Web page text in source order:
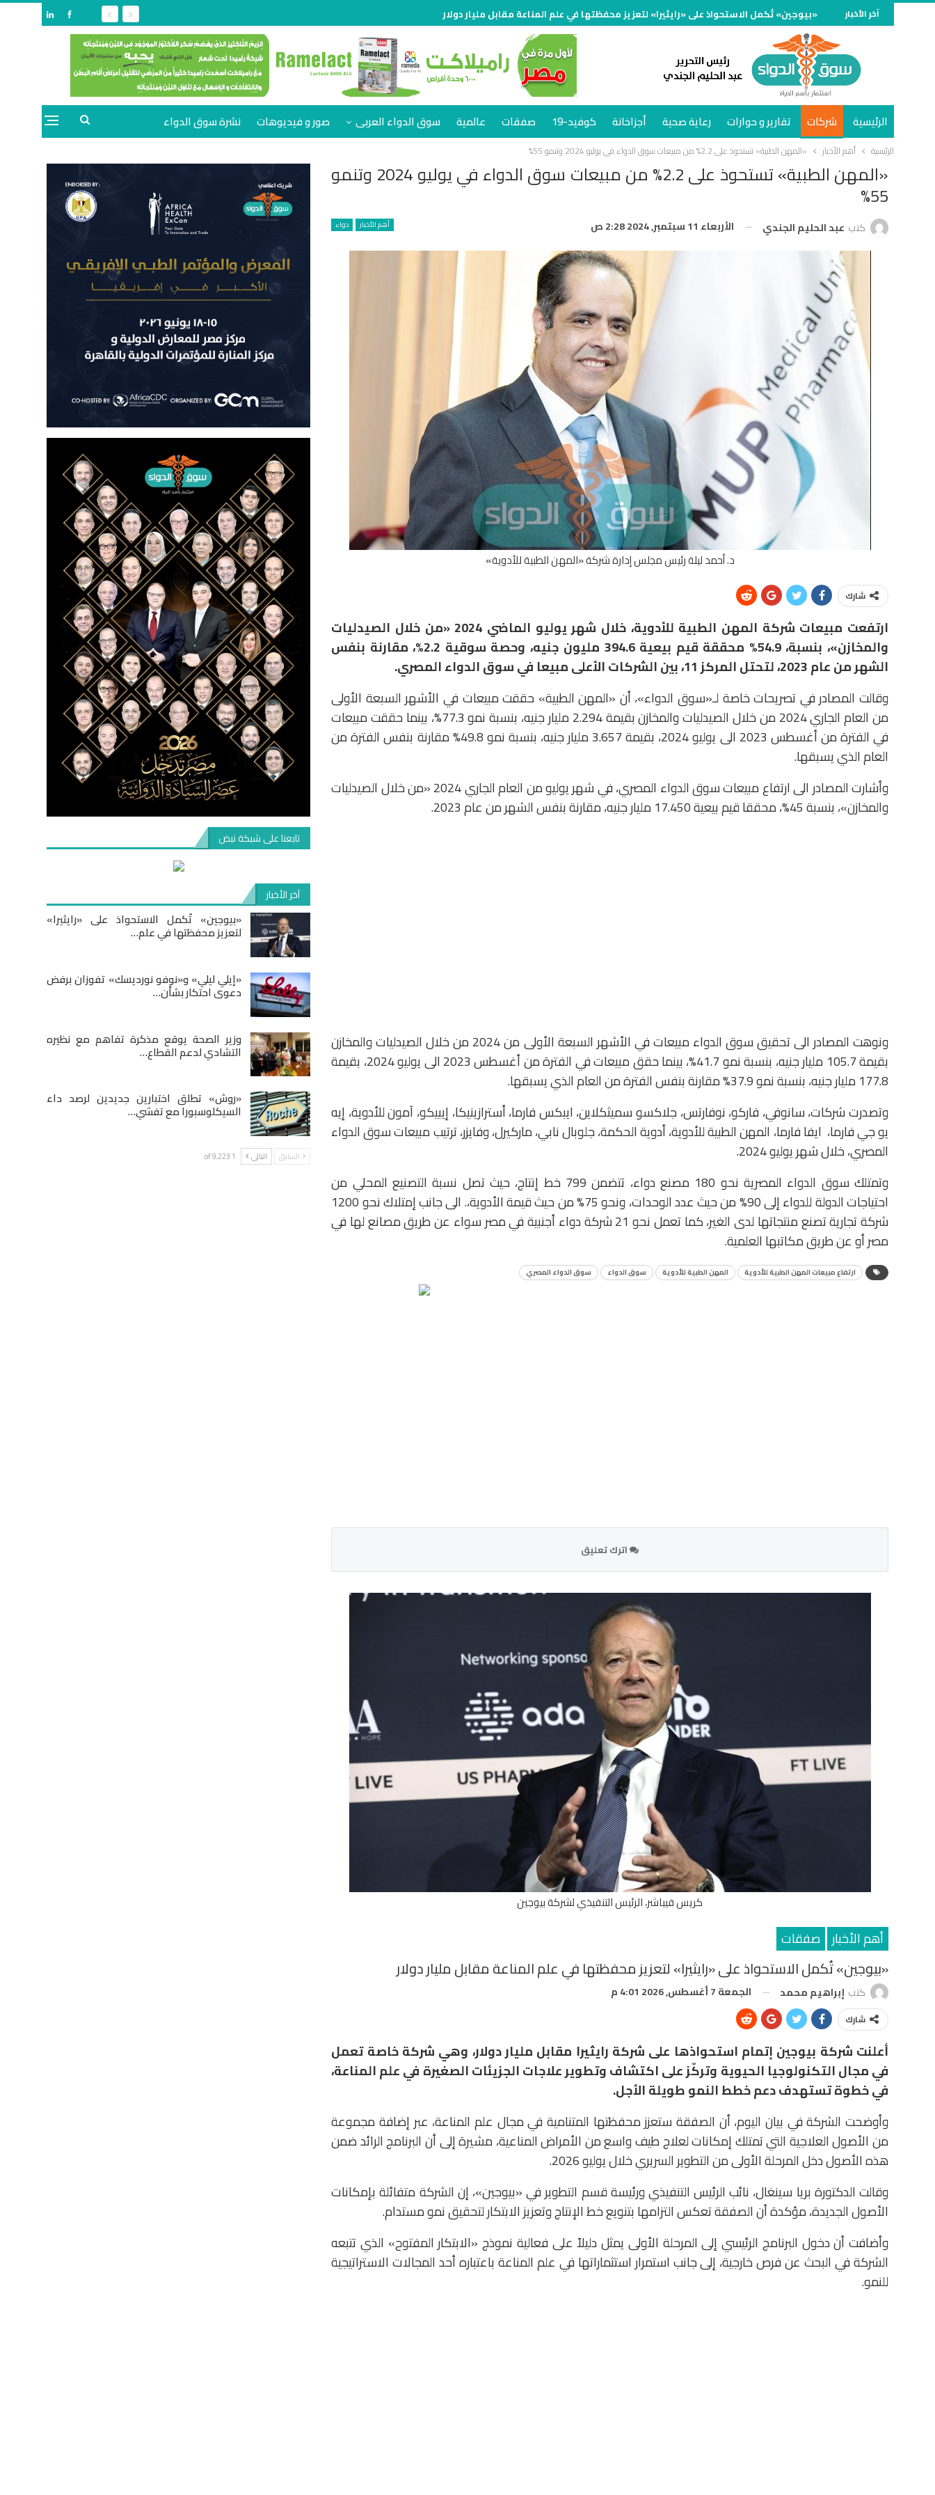
آخر الأخبار «بيوجين» تُكمل الاستحواذ على «رايثيرا» لتعزيز محفظتها في علم المناعة مقابل مليار دولار
الرئيسية شركات تقارير و حوارات رعاية صحية أجزاخانة كوفيد-19 صفقات عالمية سوق الدواء العربى صور و فيديوهات نشرة سوق الدواء
الرئيسية أهم الأخبار «المهن الطبية» تستحوذ على 2.2% من مبيعات سوق الدواء في يوليو 2024 وتنمو 55%
«المهن الطبية» تستحوذ على 2.2% من مبيعات سوق الدواء في يوليو 2024 وتنمو
55%
أهم الأخبار دواء كتب عبد الحليم الجندي الأربعاء 11 سبتمبر, 2024 2:28 ص
د. أحمد ليلة رئيس مجلس إدارة شركة «المهن الطبية للأدوية»
شارك
ارتفعت مبيعات شركة المهن الطبية للأدوية، خلال شهر يوليو الماضي 2024 «من خلال الصيدليات
والمخازن»، بنسبة، 54.9% محققة قيم بيعية 394.6 مليون جنيه، وحصة سوقية 2.2%، مقارنة بنفس
الشهر من عام 2023، لتحتل المركز 11، بين الشركات الأعلى مبيعا في سوق الدواء المصري.
وقالت المصادر في تصريحات خاصة لـ«سوق الدواء»، أن «المهن الطبية» حققت مبيعات في الأشهر السبعة الأولى
من العام الجاري 2024 من خلال الصيدليات والمخازن بقيمة 2.294 مليار جنيه، بنسبة نمو 77.3%، بينما حققت مبيعات
في الفترة من أغسطس 2023 الى يوليو 2024، بقيمة 3.657 مليار جنيه، بنسبة نمو 49.8% مقارنة بنفس الفترة من
العام الذي يسبقها.
وأشارت المصادر الى ارتفاع مبيعات سوق الدواء المصري، في شهر يوليو من العام الجاري 2024 «من خلال الصيدليات
والمخازن»، بنسبة 45%، محققا قيم بيعية 17.450 مليار جنيه، مقارنة بنفس الشهر من عام 2023.
ونوهت المصادر الى تحقيق سوق الدواء مبيعات في الأشهر السبعة الأولى من 2024 من خلال الصيدليات والمخازن
بقيمة 105.7 مليار جنيه، بنسبة نمو 41.7%، بينما حقق مبيعات في الفترة من أغسطس 2023 الى يوليو 2024، بقيمة
177.8 مليار جنيه، بنسبة نمو 37.9% مقارنة بنفس الفترة من العام الذي يسبقها.
وتصدرت شركات، سانوفي، فاركو، نوفارتس، جلاكسو سميثكلاين، ايبكس فارما، أسترازينيكا، إيبيكو، آمون للأدوية، إيه
يو جي فارما، ايفا فارما، المهن الطبية للأدوية، أدوية الحكمة، جلوبال نابي، ماركيرل، وفايزر، ترتيب مبيعات سوق الدواء
المصري، خلال شهر يوليو 2024.
وتمتلك سوق الدواء المصرية نحو 180 مصنع دواء، تتضمن 799 خط إنتاج، حيث تصل نسبة التصنيع المحلي من
احتياجات الدولة للدواء إلى 90% من حيث عدد الوحدات، ونحو 75% من حيث قيمة الأدوية،. الى جانب إمتلاك نحو 1200
شركة تجارية تصنع منتجاتها لدى الغير، كما تعمل نحو 21 شركة دواء أجنبية في مصر سواء عن طريق مصانع لها في
مصر أو عن طريق مكاتبها العلمية.
ارتفاع مبيعات المهن الطبية للأدوية المهن الطبية للأدوية سوق الدواء سوق الدواء المصري
اترك تعليق
كريس فيباشر، الرئيس التنفيذي لشركة بيوجين
أهم الأخبار صفقات
«بيوجين» تُكمل الاستحواذ على «رايثيرا» لتعزيز محفظتها في علم المناعة مقابل مليار دولار
كتب إبراهيم محمد الجمعة 7 أغسطس, 2026 4:01 م
شارك
أعلنت شركة بيوجين إتمام استحواذها على شركة رايثيرا مقابل مليار دولار، وهي شركة خاصة تعمل
في مجال التكنولوجيا الحيوية وتركّز على اكتشاف وتطوير علاجات الجزيئات الصغيرة في علم المناعة،
في خطوة تستهدف دعم خطط النمو طويلة الأجل.
وأوضحت الشركة في بيان اليوم، أن الصفقة ستعزز محفظتها المتنامية في مجال علم المناعة، عبر إضافة مجموعة
من الأصول العلاجية التي تمتلك إمكانات لعلاج طيف واسع من الأمراض المناعية، مشيرة إلى أن البرنامج الرائد ضمن
هذه الأصول دخل المرحلة الأولى من التطوير السريري خلال يوليو 2026.
وقالت الدكتورة بريا سينغال، نائب الرئيس التنفيذي ورئيسة قسم التطوير في «بيوجين»، إن الشركة متفائلة بإمكانات
الأصول الجديدة، مؤكدة أن الصفقة تعكس التزامها بتنويع خط الإنتاج وتعزيز الابتكار لتحقيق نمو مستدام.
وأضافت أن دخول البرنامج الرئيسي إلى المرحلة الأولى يمثل دليلاً على فعالية نموذج «الابتكار المفتوح» الذي تتبعه
الشركة في البحث عن فرص خارجية، إلى جانب استمرار استثماراتها في علم المناعة باعتباره أحد المجالات الاستراتيجية
للنمو.
تابعنا على شبكة نبض
آخر الأخبار
«بيوجين» تُكمل الاستحواذ على «رايثيرا»
لتعزيز محفظتها في علم…
«إيلي ليلي» و«نوفو نورديسك» تفوزان برفض
دعوى احتكار بشأن…
وزير الصحة يوقع مذكرة تفاهم مع نظيره
التشادي لدعم القطاع…
«روش» تطلق اختبارين جديدين لرصد داء
السيكلوسبورا مع تفشي…
السابق التالى 1 of 9٬223